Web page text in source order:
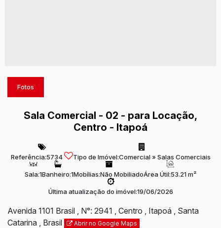
Fotos
Sala Comercial - 02 - para Locação,
Centro - Itapoá
Referência:5734 Tipo de Imóvel:Comercial» Salas Comerciais
Sala:1Banheiro:1Mobílias:Não MobiliadoÁrea Útil:53.21 m²
Última atualização do imóvel:19/06/2026
Avenida 1101 Brasil , N°: 2941 , Centro , Itapoá , Santa
Catarina , Brasil Abrir no Google Maps